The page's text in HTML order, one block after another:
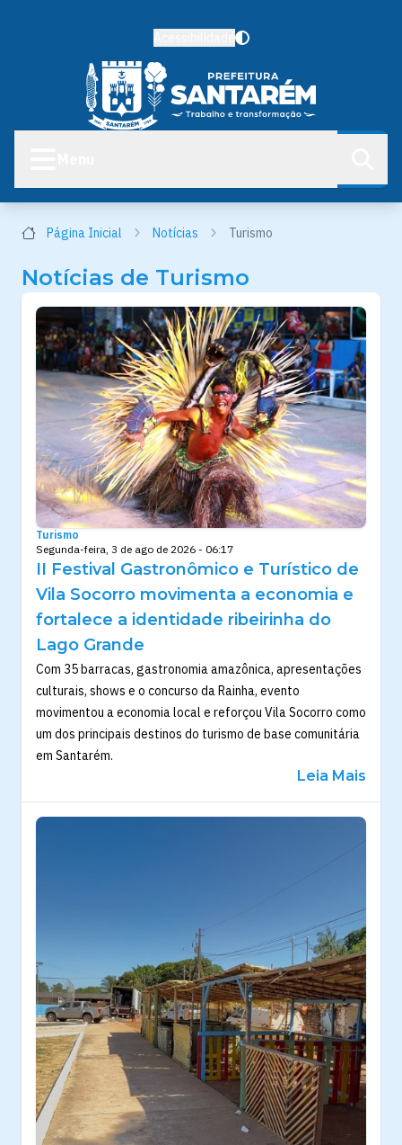
Página Inicial Notícias Turismo
Notícias de Turismo
Turismo
Segunda-feira, 3 de ago de 2026 - 06:17
II Festival Gastronômico e Turístico de
Vila Socorro movimenta a economia e
fortalece a identidade ribeirinha do
Lago Grande
Com 35 barracas, gastronomia amazônica, apresentações
culturais, shows e o concurso da Rainha, evento
movimentou a economia local e reforçou Vila Socorro como
um dos principais destinos do turismo de base comunitária
em Santarém.
Leia Mais